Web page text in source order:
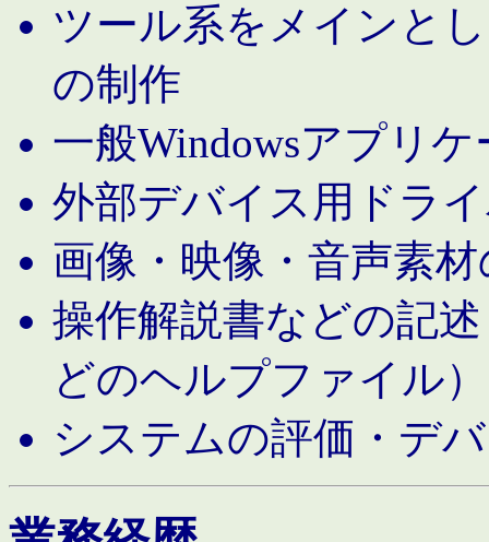
ツール系をメインと
の制作
一般Windowsアプリ
外部デバイス用ドラ
画像・映像・音声素
操作解説書などの記
どのヘルプファイル）
システムの評価・デ